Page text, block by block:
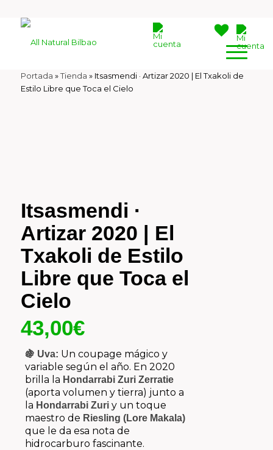
Portada »Tienda » Itsasmendi · Artizar 2020 | El Txakoli de
Estilo Libre que Toca el Cielo
Itsasmendi ·
Artizar 2020 | El
Txakoli de Estilo
Libre que Toca el
Cielo
43,00€
🍇 Uva: Un coupage mágico y
variable según el año. En 2020
brilla la Hondarrabi Zuri Zerratie
(aporta volumen y tierra) junto a
la Hondarrabi Zuriy un toque
maestro de Riesling (Lore Makala)
que le da esa nota de
hidrocarburo fascinante.